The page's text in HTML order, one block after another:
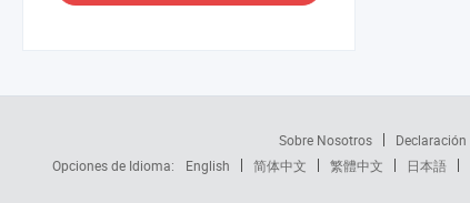
Sobre Nosotros Declaración
Opciones de Idioma:
English 简体中文 繁體中文 日本語